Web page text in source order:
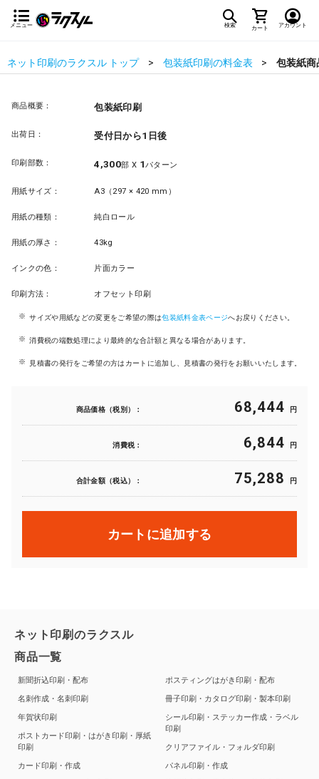
メニュー 検索 カート アカウント
ネット印刷のラクスル トップ 包装紙印刷の料金表 包装紙商
商品概要： 包装紙印刷
出荷日： 受付日から1日後
印刷部数： 4,300部 X 1パターン
用紙サイズ： A3（297 × 420 mm）
用紙の種類： 純白ロール
用紙の厚さ： 43kg
インクの色： 片面カラー
印刷方法： オフセット印刷
サイズや用紙などの変更をご希望の際は包装紙料金表ページへお戻りください。
消費税の端数処理により最終的な合計額と異なる場合があります。
見積書の発行をご希望の方はカートに追加し、見積書の発行をお願いいたします。
商品価格（税別）： 68,444 円
消費税： 6,844 円
合計金額（税込）： 75,288 円
カートに追加する
ネット印刷のラクスル
商品一覧
新聞折込印刷・配布
名刺作成・名刺印刷
年賀状印刷
ポストカード印刷・はがき印刷・厚紙
印刷
カード印刷・作成
ポスティングはがき印刷・配布
冊子印刷・カタログ印刷・製本印刷
シール印刷・ステッカー作成・ラベル
印刷
クリアファイル・フォルダ印刷
パネル印刷・作成